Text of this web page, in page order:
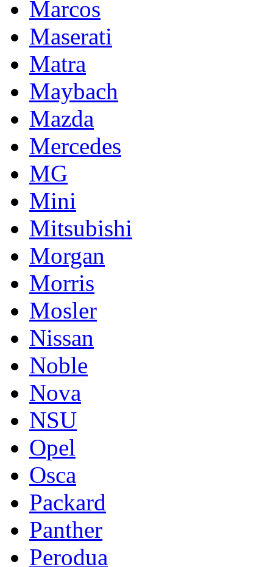
Marcos
Maserati
Matra
Maybach
Mazda
Mercedes
MG
Mini
Mitsubishi
Morgan
Morris
Mosler
Nissan
Noble
Nova
NSU
Opel
Osca
Packard
Panther
Perodua